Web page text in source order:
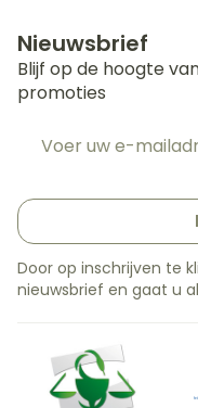
Nieuwsbrief
Blijf op de hoogte
promoties
Door op inschrijven te
nieuwsbrief en gaat u